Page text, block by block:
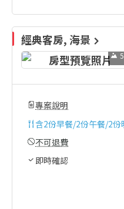
經典客房, 海景
5
專案說明
含2份早餐/2份午餐/2份
不可退費
即時確認